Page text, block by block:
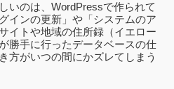
いのは、WordPressで作られて
インの更新」や「システムのア
イトや地域の住所録（イエロー
勝手に行ったデータベースの仕
方がいつの間にかズレてしまう